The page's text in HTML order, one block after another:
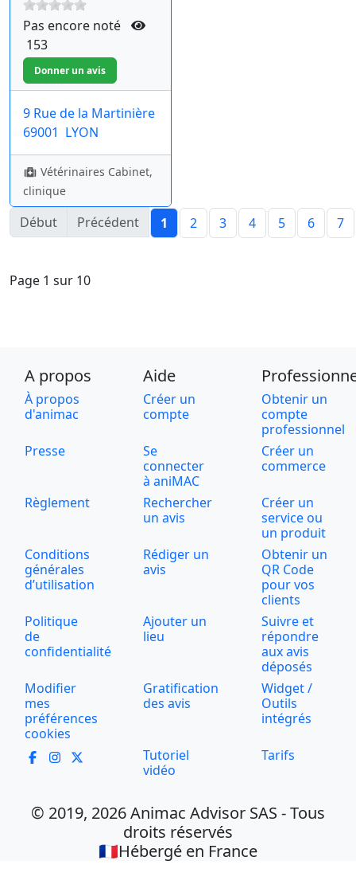
Pas encore noté
153
9 Rue de la Martinière
69001 LYON
Vétérinaires Cabinet,
clinique
Début Précédent 1 2 3 4 5 6 7
Page 1 sur 10
A propos Aide
À propos
d'animac
Créer un
compte
Obtenir un
compte
professionnel
Presse
Se
connecter
à aniMAC
Créer un
commerce
Règlement
Rechercher
un avis
Créer un
service ou
un produit
Conditions
générales
d’utilisation
Rédiger un
avis
Obtenir un
QR Code
pour vos
clients
Politique
de
confidentialité
Ajouter un
lieu
Suivre et
répondre
aux avis
déposés
Modifier
mes
préférences
cookies
Gratification
des avis
Widget /
Outils
intégrés
Tutoriel
vidéo
Tarifs
© 2019, 2026 Animac Advisor SAS - Tous
droits réservés
🇫🇷Hébergé en France